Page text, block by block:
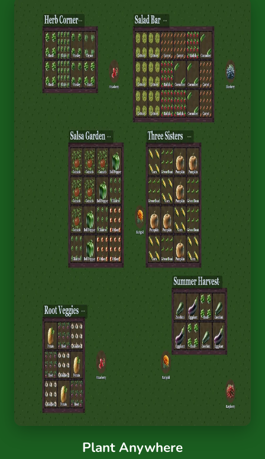
Plant Anywhere